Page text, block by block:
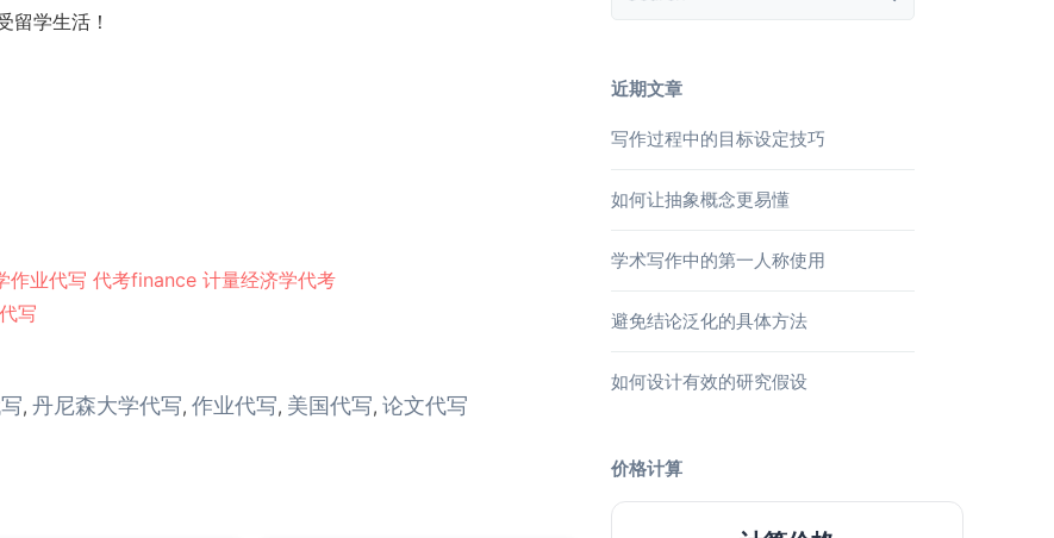
留学生活！
作业代写 代考finance 计量经济学代考
写
, 丹尼森大学代写, 作业代写, 美国代写, 论文代写
近期文章
写作过程中的目标设定技巧
如何让抽象概念更易懂
学术写作中的第一人称使用
避免结论泛化的具体方法
如何设计有效的研究假设
价格计算